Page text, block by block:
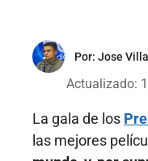
Por: Jose
Actualizado:
La gala de los
las mejores